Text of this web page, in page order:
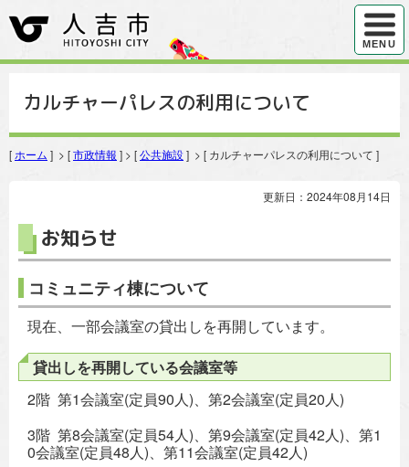
ハンバ
MENU
カルチャーパレスの利用について
[ ホーム ] > [市政情報 ] > [公共施設] > [ カルチャーパレスの利用について ]
更新日：2024年08月14日
お知らせ
コミュニティ棟について
現在、一部会議室の貸出しを再開しています。
貸出しを再開している会議室等
2階 第1会議室(定員90人)、第2会議室(定員20人)
3階 第8会議室(定員54人)、第9会議室(定員42人)、第1
0会議室(定員48人)、第11会議室(定員42人)